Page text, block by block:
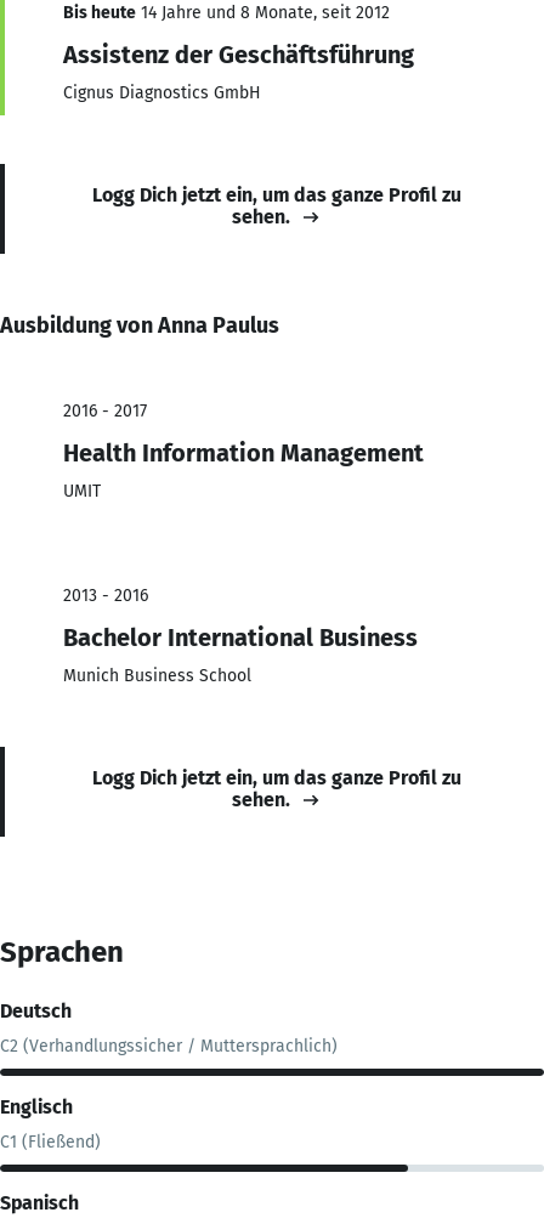
Bis heute 14 Jahre und 8 Monate, seit 2012
Assistenz der Geschäftsführung
Cignus Diagnostics GmbH
Logg Dich jetzt ein, um das ganze Profil zu
sehen.
Ausbildung von Anna Paulus
2016 - 2017
Health Information Management
UMIT
2013 - 2016
Bachelor International Business
Munich Business School
Logg Dich jetzt ein, um das ganze Profil zu
sehen.
Sprachen
Deutsch
C2 (Verhandlungssicher / Muttersprachlich)
Englisch
C1 (Fließend)
Spanisch